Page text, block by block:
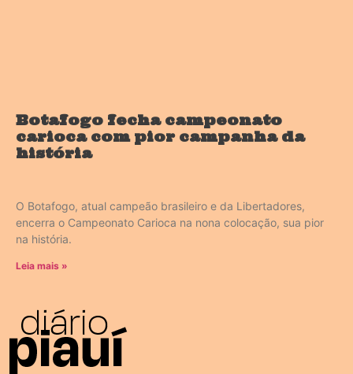
Botafogo fecha campeonato
carioca com pior campanha da
história
O Botafogo, atual campeão brasileiro e da Libertadores,
encerra o Campeonato Carioca na nona colocação, sua pior
na história.
Leia mais »